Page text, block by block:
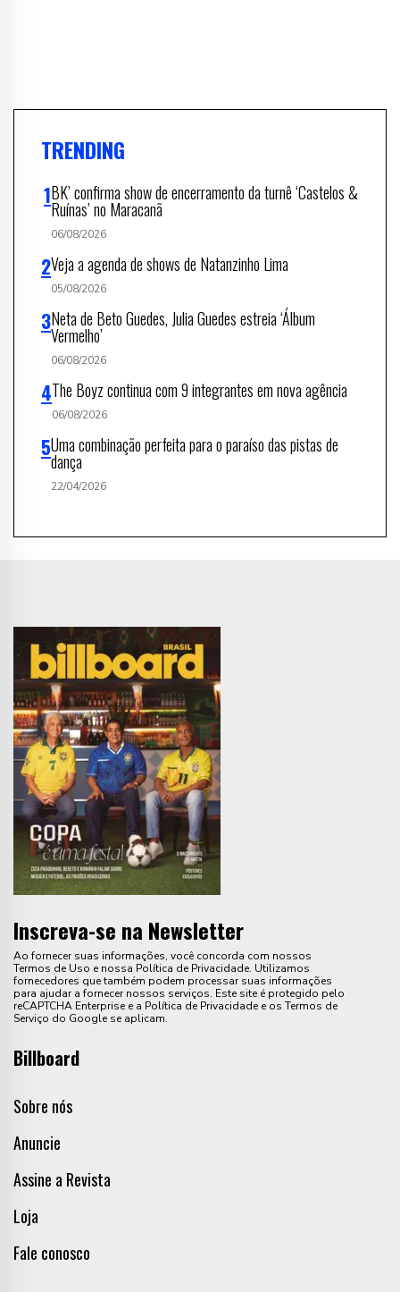
TRENDING
BK’ confirma show de encerramento da turnê ‘Castelos &
Ruínas’ no Maracanã
06/08/2026
Veja a agenda de shows de Natanzinho Lima
05/08/2026
Neta de Beto Guedes, Julia Guedes estreia ‘Álbum
Vermelho’
06/08/2026
The Boyz continua com 9 integrantes em nova agência
06/08/2026
Uma combinação perfeita para o paraíso das pistas de
dança
22/04/2026
Inscreva-se na Newsletter
Ao fornecer suas informações, você concorda com nossos
Termos de Uso e nossa Política de Privacidade. Utilizamos
fornecedores que também podem processar suas informações
para ajudar a fornecer nossos serviços. Este site é protegido pelo
reCAPTCHA Enterprise e a Política de Privacidade e os Termos de
Serviço do Google se aplicam.
Billboard
Sobre nós
Anuncie
Assine a Revista
Loja
Fale conosco